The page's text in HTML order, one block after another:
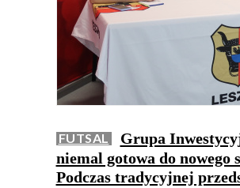
FUTSAL
Grupa
niemal gotowa do nowego
Podczas tradycyjnej